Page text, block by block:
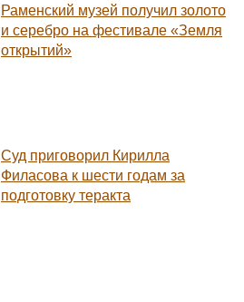
Раменский музей получил золото
и серебро на фестивале «Земля
открытий»
Суд приговорил Кирилла
Филасова к шести годам за
подготовку теракта